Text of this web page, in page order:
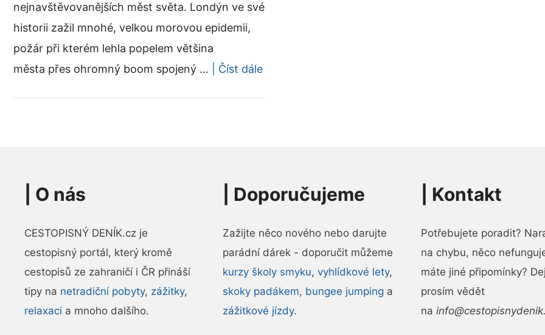
nejnavštěvovanějších měst světa. Londýn ve své
historii zažil mnohé, velkou morovou epidemii,
požár při kterém lehla popelem většina
města přes ohromný boom spojený …
| Číst dále
O nás
CESTOPISNÝ DENÍK.cz je
cestopisný portál, který kromě
cestopisů ze zahraničí i ČR přináší
tipy na netradiční pobyty, zážitky,
relaxaci a mnoho dalšího.
Doporučujeme
Zažijte něco nového nebo darujte
parádní dárek - doporučit můžeme
kurzy školy smyku, vyhlídkové lety,
skoky padákem, bungee jumping a
zážitkové jízdy.
Kontakt
Potřebujete poradit?
na chybu, něco
máte jiné připomínky?
prosím vědět
na